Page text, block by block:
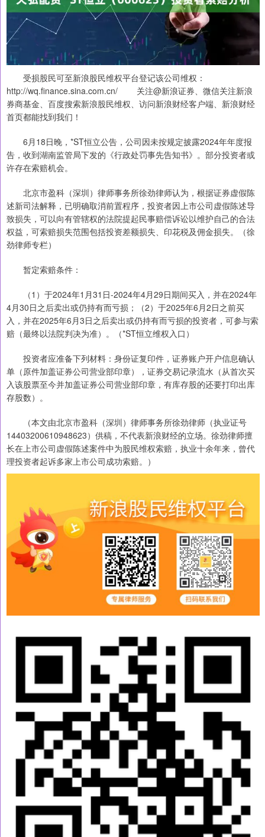
受损股民可至新浪股民维权平台登记该公司维权：
http://wq.finance.sina.com.cn/ 关注@新浪证券、微信关注新浪
券商基金、百度搜索新浪股民维权、访问新浪财经客户端、新浪财经
首页都能找到我们！
6月18日晚，*ST恒立公告，公司因未按规定披露2024年年度报
告，收到湖南监管局下发的《行政处罚事先告知书》。部分投资者或
许存在索赔机会。
北京市盈科（深圳）律师事务所徐劲律师认为，根据证券虚假陈
述新司法解释，已明确取消前置程序，投资者因上市公司虚假陈述导
致损失，可以向有管辖权的法院提起民事赔偿诉讼以维护自己的合法
权益，可索赔损失范围包括投资差额损失、印花税及佣金损失。（徐
劲律师专栏）
暂定索赔条件：
（1）于2024年1月31日-2024年4月29日期间买入，并在2024年
4月30日之后卖出或仍持有而亏损；（2）于2025年6月2日之前买
入，并在2025年6月3日之后卖出或仍持有而亏损的投资者，可参与索
赔（最终以法院判决为准）。（*ST恒立维权入口）
投资者应准备下列材料：身份证复印件，证券账户开户信息确认
单（原件加盖证券公司营业部印章），证券交易记录流水（从首次买
入该股票至今并加盖证券公司营业部印章，有库存股的还要打印出库
存股数）。
（本文由北京市盈科（深圳）律师事务所徐劲律师（执业证号
14403200610948623）供稿，不代表新浪财经的立场。徐劲律师擅
长在上市公司虚假陈述案件中为股民维权索赔，执业十余年来，曾代
理投资者起诉多家上市公司成功索赔。）